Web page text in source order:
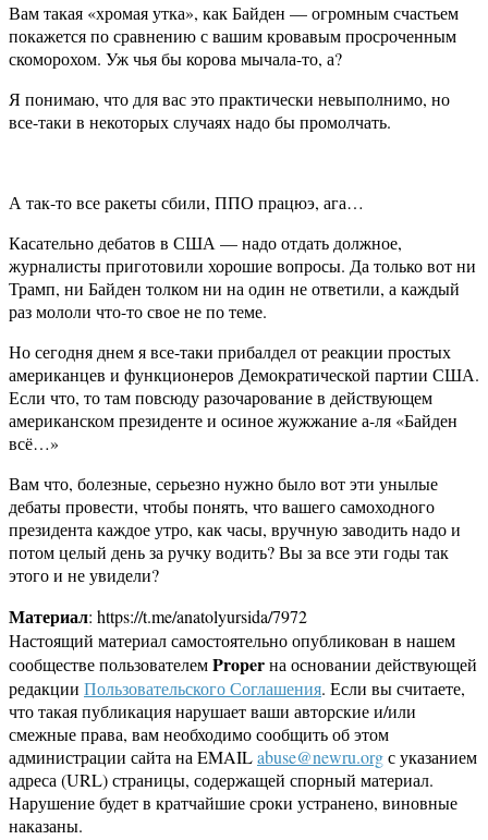
Вам такая «хромая утка», как Байден — огромным счастьем
покажется по сравнению с вашим кровавым просроченным
скоморохом. Уж чья бы корова мычала-то, а?
Я понимаю, что для вас это практически невыполнимо, но
все-таки в некоторых случаях надо бы промолчать.
А так-то все ракеты сбили, ППО працюэ, ага…
Касательно дебатов в США — надо отдать должное,
журналисты приготовили хорошие вопросы. Да только вот ни
Трамп, ни Байден толком ни на один не ответили, а каждый
раз мололи что-то свое не по теме.
Но сегодня днем я все-таки прибалдел от реакции простых
американцев и функционеров Демократической партии США.
Если что, то там повсюду разочарование в действующем
американском президенте и осиное жужжание а-ля «Байден
всё…»
Вам что, болезные, серьезно нужно было вот эти унылые
дебаты провести, чтобы понять, что вашего самоходного
президента каждое утро, как часы, вручную заводить надо и
потом целый день за ручку водить? Вы за все эти годы так
этого и не увидели?
Материал: https://t.me/anatolyursida/7972
Настоящий материал самостоятельно опубликован в нашем
сообществе пользователемProperна основании действующей
редакции Пользовательского Соглашения. Если вы считаете,
что такая публикация нарушает ваши авторские и/или
смежные права, вам необходимо сообщить об этом
администрации сайта на EMAILabuse@newru.orgс указанием
адреса (URL) страницы, содержащей спорный материал.
Нарушение будет в кратчайшие сроки устранено, виновные
наказаны.